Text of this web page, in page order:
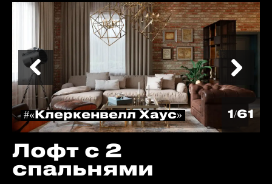
#«Клеркенвелл Хаус» 1/61
Лофт с 2
спальнями